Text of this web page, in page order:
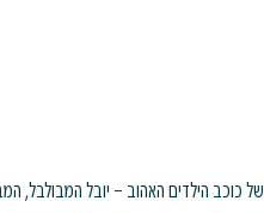
כוכב הילדים האהוב – יובל המבולבל,